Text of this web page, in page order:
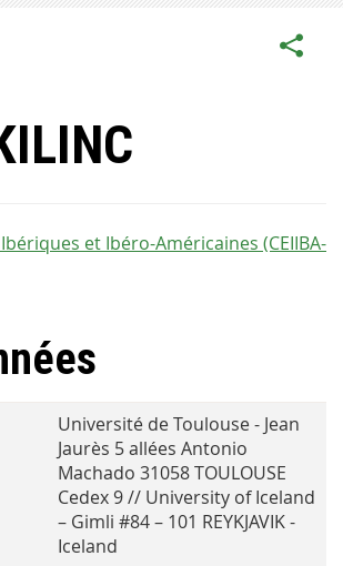
et Ibéro-Américaines (CEIIBA-
Université de Toulouse - Jean
Jaurès 5 allées Antonio
Machado 31058 TOULOUSE
Cedex 9 // University of Iceland
– Gimli #84 – 101 REYKJAVIK -
Iceland